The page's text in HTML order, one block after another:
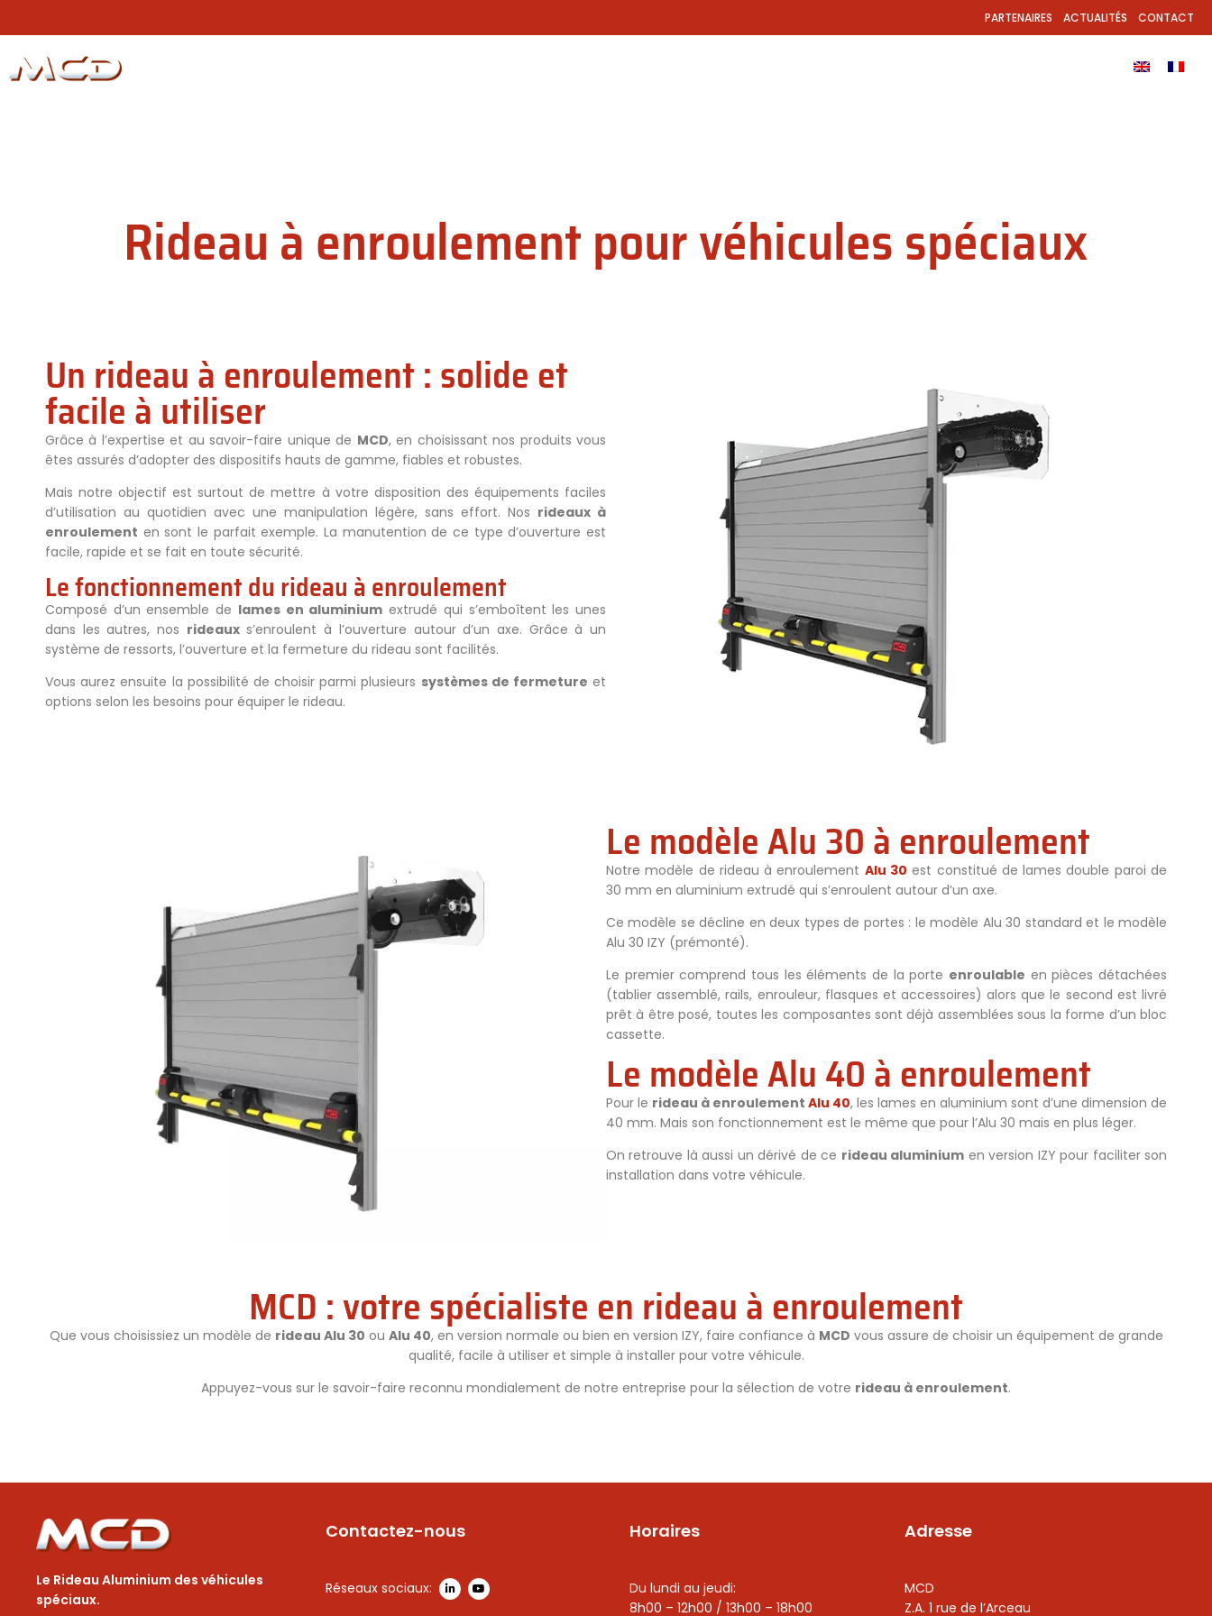
PARTENAIRES ACTUALITÉS CONTACT
Rideau à enroulement pour véhicules spéciaux
Un rideau à enroulement : solide et
facile à utiliser
Grâce à l’expertise et au savoir-faire unique de MCD, en choisissant nos produits vous
êtes assurés d’adopter des dispositifs hauts de gamme, fiables et robustes.
Mais notre objectif est surtout de mettre à votre disposition des équipements faciles
d’utilisation au quotidien avec une manipulation légère, sans effort. Nos rideaux à
enroulement en sont le parfait exemple. La manutention de ce type d’ouverture est
facile, rapide et se fait en toute sécurité.
Le fonctionnement du rideau à enroulement
Composé d’un ensemble de lames en aluminium extrudé qui s’emboîtent les unes
dans les autres, nos rideauxs’enroulent à l’ouverture autour d’un axe. Grâce à un
système de ressorts, l’ouverture et la fermeture du rideau sont facilités.
Vous aurez ensuite la possibilité de choisir parmi plusieurs systèmes de fermeture et
options selon les besoins pour équiper le rideau.
Le modèle Alu 30 à enroulement
Notre modèle de rideau à enroulement Alu 30 est constitué de lames double paroi de
30 mm en aluminium extrudé qui s’enroulent autour d’un axe.
Ce modèle se décline en deux types de portes : le modèle Alu 30 standard et le modèle
Alu 30 IZY (prémonté).
Le premier comprend tous les éléments de la porte enroulable en pièces détachées
(tablier assemblé, rails, enrouleur, flasques et accessoires) alors que le second est livré
prêt à être posé, toutes les composantes sont déjà assemblées sous la forme d’un bloc
cassette.
Le modèle Alu 40 à enroulement
Pour le rideau à enroulement Alu 40, les lames en aluminium sont d’une dimension de
40 mm. Mais son fonctionnement est le même que pour l’Alu 30 mais en plus léger.
On retrouve là aussi un dérivé de ce rideau aluminium en version IZY pour faciliter son
installation dans votre véhicule.
MCD : votre spécialiste en rideau à enroulement
Que vous choisissiez un modèle de rideau Alu 30 ou Alu 40, en version normale ou bien en version IZY, faire confiance à MCD vous assure de choisir un équipement de grande
qualité, facile à utiliser et simple à installer pour votre véhicule.
Appuyez-vous sur le savoir-faire reconnu mondialement de notre entreprise pour la sélection de votre rideau à enroulement.
Le Rideau Aluminium des véhicules
spéciaux.
Contactez-nous
Réseaux sociaux:
Horaires
Du lundi au jeudi:
8h00 – 12h00 / 13h00 – 18h00
Adresse
MCD
Z.A. 1 rue de l’Arceau